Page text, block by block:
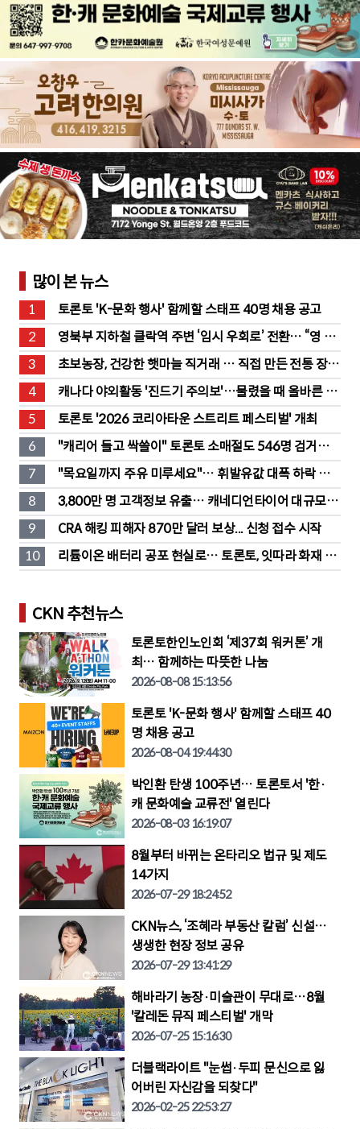
많이 본 뉴스
1
토론토 'K-문화 행사' 함께할 스태프 40명 채용 공고
2
영북부 지하철 클락역 주변 ‘임시 우회로’ 전환… “영 스
트리트 바뀐다”
3
초보농장, 건강한 햇마늘 직거래 … 직접 만든 전통 장류
도 판매
4
캐나다 야외활동 '진드기 주의보'…물렸을 때 올바른 대
처법은?
5
토론토 '2026 코리아타운 스트리트 페스티벌' 개최
6
"캐리어 들고 싹쓸이" 토론토 소매절도 546명 검거…
훔친 물건 재유통
7
"목요일까지 주유 미루세요"… 휘발유값 대폭 하락 예
고
8
3,800만 명 고객정보 유출… 캐네디언타이어 대규모 집
단소송 직면
9
CRA 해킹 피해자 870만 달러 보상... 신청 접수 시작
10
리튬이온 배터리 공포 현실로… 토론토, 잇따라 화재 발
생
CKN 추천뉴스
토론토한인노인회 ‘제37회 워커톤’ 개
최… 함께하는 따뜻한 나눔
2026-08-08 15:13:56
토론토 'K-문화 행사' 함께할 스태프 40
명 채용 공고
2026-08-04 19:44:30
박인환 탄생 100주년… 토론토서 '한·
캐 문화예술 교류전' 열린다
2026-08-03 16:19:07
8월부터 바뀌는 온타리오 법규 및 제도
14가지
2026-07-29 18:24:52
CKN뉴스, ‘조혜라 부동산 칼럼’ 신설…
생생한 현장 정보 공유
2026-07-29 13:41:29
해바라기 농장·미술관이 무대로…8월
'칼레돈 뮤직 페스티벌' 개막
2026-07-25 15:16:30
더블랙라이트 "눈썹·두피 문신으로 잃
어버린 자신감을 되찾다"
2026-02-25 22:53:27